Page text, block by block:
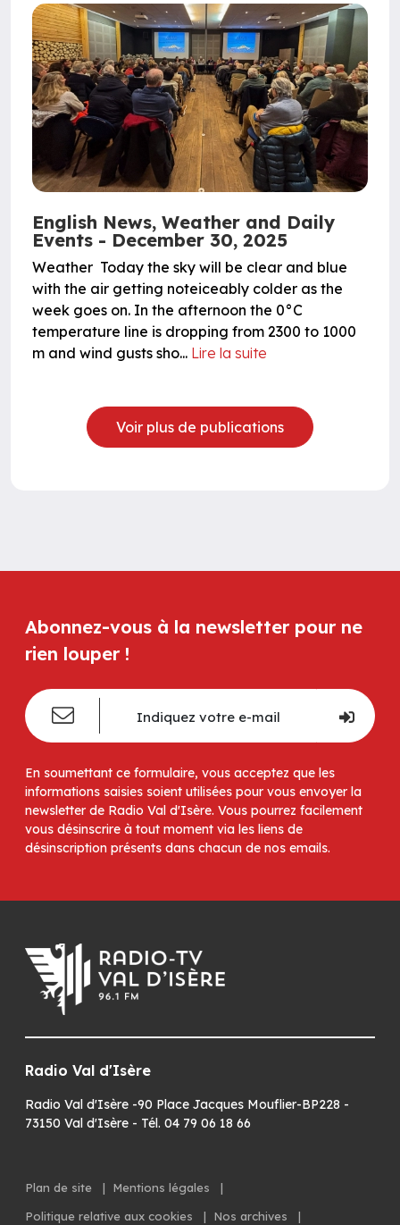
English News, Weather and Daily
Events - December 30, 2025
Weather Today the sky will be clear and blue
with the air getting noteiceably colder as the
week goes on. In the afternoon the 0°C
temperature line is dropping from 2300 to 1000
m and wind gusts sho... Lire la suite
Voir plus de publications
Abonnez-vous à la newsletter pour ne
rien louper !
En soumettant ce formulaire, vous acceptez que les
informations saisies soient utilisées pour vous envoyer la
newsletter de Radio Val d'Isère. Vous pourrez facilement
vous désinscrire à tout moment via les liens de
désinscription présents dans chacun de nos emails.
Radio Val d'Isère
Radio Val d'Isère -90 Place Jacques Mouflier-BP228 -
73150 Val d'Isère - Tél. 04 79 06 18 66
Plan de site | Mentions légales
|
Politique relative aux cookies
| Nos archives |